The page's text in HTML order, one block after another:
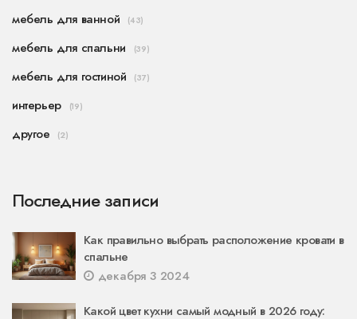
мебель для ванной (43)
мебель для спальни (39)
мебель для гостиной (37)
интерьер (19)
другое (2)
Последние записи
Как правильно выбрать расположение кровати в
спальне
декабря 3 2024
Какой цвет кухни самый модный в 2026 году: